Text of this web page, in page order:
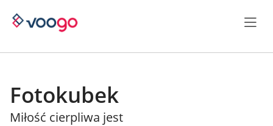
Fotokubek
Miłość cierpliwa jest